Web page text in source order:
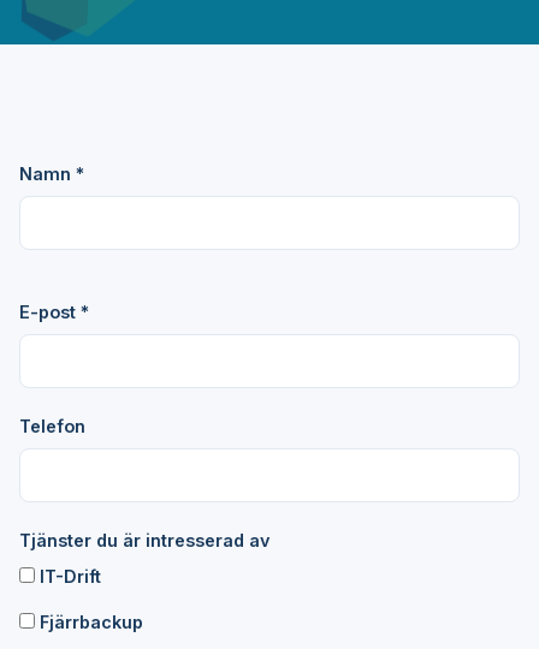
Namn *
E-post *
Telefon
Tjänster du är intresserad av
IT-Drift
Fjärrbackup